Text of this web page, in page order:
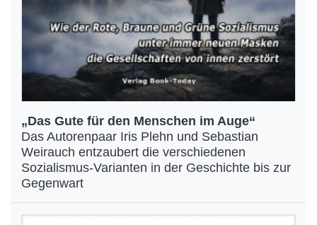
„Das Gute für den Menschen im Auge“
Das Autorenpaar Iris Plehn und Sebastian
Weirauch entzaubert die verschiedenen
Sozialismus-Varianten in der Geschichte bis zur
Gegenwart